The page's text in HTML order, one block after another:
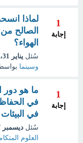
1
إجابة
لماذا
الصالح
الهواء؟
سُئل يناير 31، 2024
وسينما
1
إجابة
ما هو
في الحفاظ
في البيئات
سُئل ديسمبر 17، 2024
العلوم